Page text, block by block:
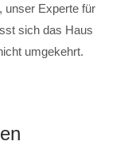
unser Experte für
sich das Haus
umgekehrt.